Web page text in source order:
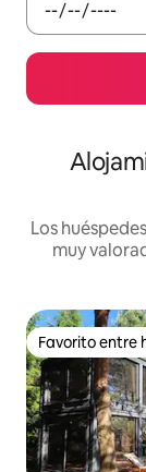
Los
muy
Favorito entre
Favorito entre